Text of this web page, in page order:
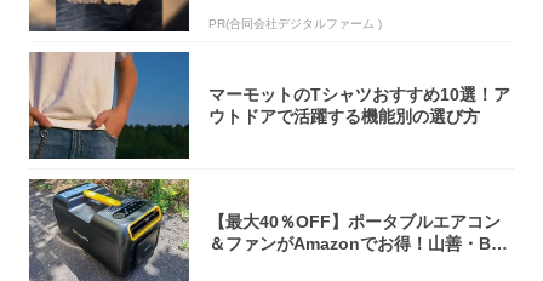
PR(合同会社デジタルファーム )
マーモットのTシャツおすすめ10選！ア
ウトドアで活躍する機能別の選び方
【最大40％OFF】ポータブルエアコン
＆ファンがAmazonでお得！山善・Bo